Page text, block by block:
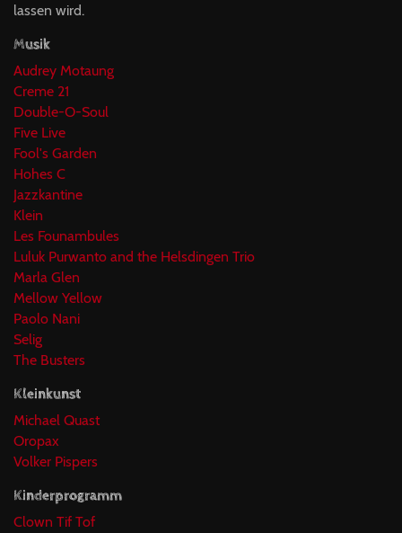
lassen wird.
Musik
Audrey Motaung
Creme 21
Double-O-Soul
Five Live
Fool's Garden
Hohes C
Jazzkantine
Klein
Les Founambules
Luluk Purwanto and the Helsdingen Trio
Marla Glen
Mellow Yellow
Paolo Nani
Selig
The Busters
Kleinkunst
Michael Quast
Oropax
Volker Pispers
Kinderprogramm
Clown Tif Tof